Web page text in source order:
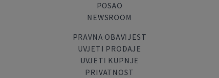
POSAO
NEWSROOM
PRAVNA OBAVIJEST
UVJETI PRODAJE
UVJETI KUPNJE
PRIVATNOST